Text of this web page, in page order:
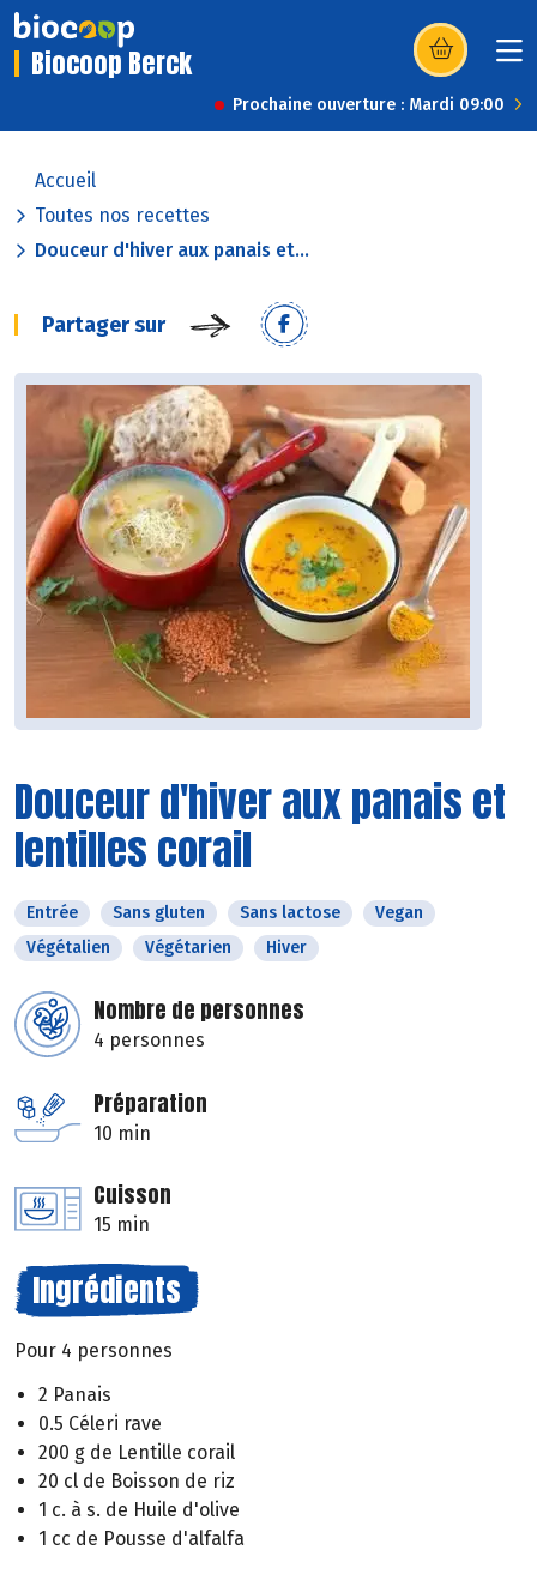
Biocoop Berck (s’ouvre dans
Prochaine ouverture : Mardi 09:00
Accueil
Toutes nos recettes
Douceur d'hiver aux panais et...
Partager sur
Douceur d'hiver aux panais et
lentilles corail
Entrée Sans gluten Sans lactose
Vegan
Végétalien
Végétarien Hiver
Nombre de personnes
4 personnes
Préparation
10 min
Cuisson
15 min
Ingrédients
Pour 4 personnes
2 Panais
0.5 Céleri rave
200 g de Lentille corail
20 cl de Boisson de riz
1 c. à s. de Huile d'olive
1 cc de Pousse d'alfalfa